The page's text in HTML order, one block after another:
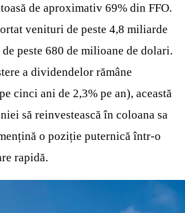
de aproximativ 69% din FFO.
venituri de peste 4,8 miliarde
peste 680 de milioane de dolari.
a dividendelor rămâne
cinci ani de 2,3% pe an), această
să reinvestească în coloana sa
o poziție puternică într-o
rapidă.